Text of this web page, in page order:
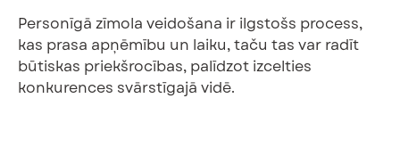
Personīgā zīmola veidošana ir ilgstošs process,
kas prasa apņēmību un laiku, taču tas var radīt
būtiskas priekšrocības, palīdzot izcelties
konkurences svārstīgajā vidē.